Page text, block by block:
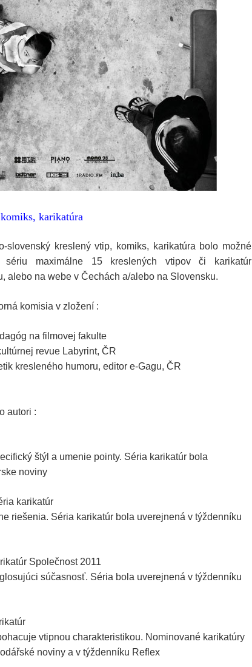
karikatúra
slovenský kreslený vtip, komiks, karikatúra bolo možné
maximálne 15 kreslených vtipov či karikatúr
alebo na webe v Čechách a/alebo na Slovensku.
komisia v zložení :
na filmovej fakulte
revue Labyrint, ČR
kresleného humoru, editor e-Gagu, ČR
autori :
štýl a umenie pointy. Séria karikatúr bola
noviny
karikatúr
riešenia. Séria karikatúr bola uverejnená v týždenníku
Společnost 2011
súčasnosť. Séria bola uverejnená v týždenníku
vtipnou charakteristikou. Nominované karikatúry
noviny a v týždenníku Reflex